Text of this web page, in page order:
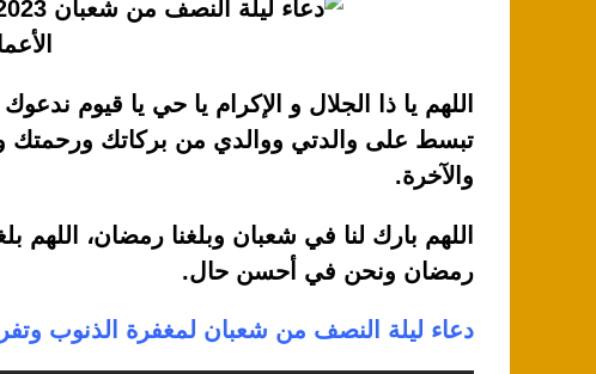
اللهم يا ذا الجلال و الإكرام يا حي يا قيوم
تبسط على والدتي ووالدي من بركاتك ورحمتك
والآخرة.
اللهم بارك لنا في شعبان وبلغنا رمضان، اللهم
رمضان ونحن في أحسن حال.
دعاء ليلة النصف من شعبان لمغفرة الذنوب